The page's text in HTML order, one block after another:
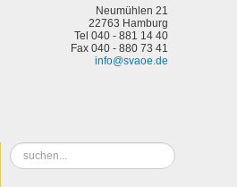
Neumühlen 21
22763 Hamburg
Tel 040 - 881 14 40
Fax 040 - 880 73 41
info@svaoe.de
Suchen
...